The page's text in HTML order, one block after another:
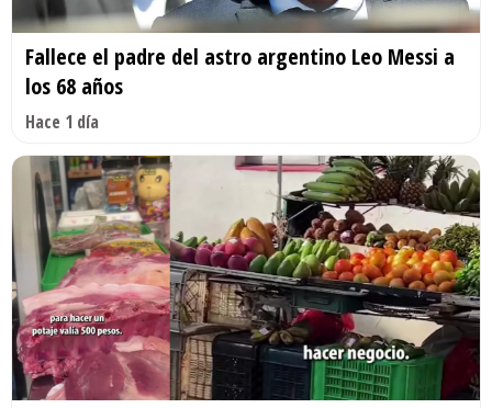
Fallece el padre del astro argentino Leo Messi a
los 68 años
Hace 1 día